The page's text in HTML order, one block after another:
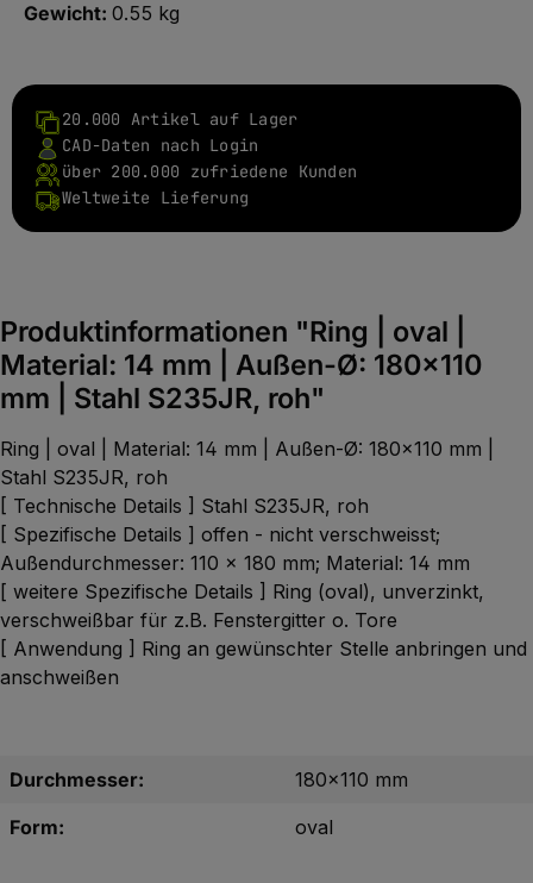
Gewicht: 0.55 kg
20.000 Artikel auf Lager
CAD-Daten nach Login
über 200.000 zufriedene Kunden
Weltweite Lieferung
Produktinformationen "Ring | oval |
Material: 14 mm | Außen-Ø: 180x110
mm | Stahl S235JR, roh"
Ring | oval | Material: 14 mm | Außen-Ø: 180x110 mm |
Stahl S235JR, roh
[ Technische Details ] Stahl S235JR, roh
[ Spezifische Details ] offen - nicht verschweisst;
Außendurchmesser: 110 x 180 mm; Material: 14 mm
[ weitere Spezifische Details ] Ring (oval), unverzinkt,
verschweißbar für z.B. Fenstergitter o. Tore
[ Anwendung ] Ring an gewünschter Stelle anbringen und
anschweißen
Durchmesser:
180x110 mm
Form:
oval